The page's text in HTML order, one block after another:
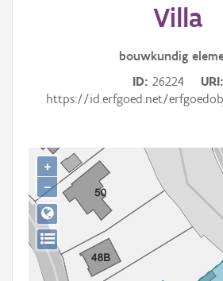
Gebeurtenis
Persoon of collectief
Downloads
Hergebruik
Villa
bouwkundig
ID 26224
URI
https://id.erfgoed.net/
+
−